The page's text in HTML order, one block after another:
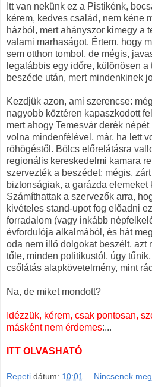
Itt van nekünk ez a Pistikénk,
kérem, kedves család, nem kéne
házból, mert ahányszor kimegy a
valami marhaságot. Értem, hogy
sem otthon tombol, de mégis,
legalábbis egy időre, különösen a
beszéde után, mert mindenkinek
Kezdjük azon, ami szerencse:
nagyobb köztéren kapaszkodott
mert ahogy Temesvár derék
volna mindenfélével, már, ha lett
röhögéstől. Bölcs előrelátásra
regionális kereskedelmi kamara
szervezték a beszédet: mégis,
biztonságiak, a garázda elemeket
Számíthattak a szervezők arra,
kivételes stand-upot fog előadni
forradalom (vagy inkább
évfordulója alkalmából, és hát
oda nem illő dolgokat beszélt, azt
tőle, minden politikustól, úgy
csőlátás alapkövetelmény, mint
Na, de miket mondott?
Idézzük, kérem, csak pontosan,
másként nem érdemes:...
ITT OLVASHATÓ
Repeti dátum: 10:01 Nincsenek